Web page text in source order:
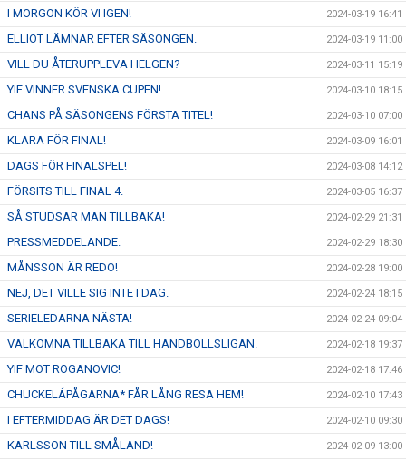
I MORGON KÖR VI IGEN! 2024-03-19 16:41
ELLIOT LÄMNAR EFTER SÄSONGEN. 2024-03-19 11:00
VILL DU ÅTERUPPLEVA HELGEN? 2024-03-11 15:19
YIF VINNER SVENSKA CUPEN! 2024-03-10 18:15
CHANS PÅ SÄSONGENS FÖRSTA TITEL! 2024-03-10 07:00
KLARA FÖR FINAL! 2024-03-09 16:01
DAGS FÖR FINALSPEL! 2024-03-08 14:12
FÖRSITS TILL FINAL 4. 2024-03-05 16:37
SÅ STUDSAR MAN TILLBAKA! 2024-02-29 21:31
PRESSMEDDELANDE. 2024-02-29 18:30
MÅNSSON ÄR REDO! 2024-02-28 19:00
NEJ, DET VILLE SIG INTE I DAG. 2024-02-24 18:15
SERIELEDARNA NÄSTA! 2024-02-24 09:04
VÄLKOMNA TILLBAKA TILL HANDBOLLSLIGAN. 2024-02-18 19:37
YIF MOT ROGANOVIC! 2024-02-18 17:46
CHUCKELÁPÅGARNA* FÅR LÅNG RESA HEM! 2024-02-10 17:43
I EFTERMIDDAG ÄR DET DAGS! 2024-02-10 09:30
KARLSSON TILL SMÅLAND! 2024-02-09 13:00